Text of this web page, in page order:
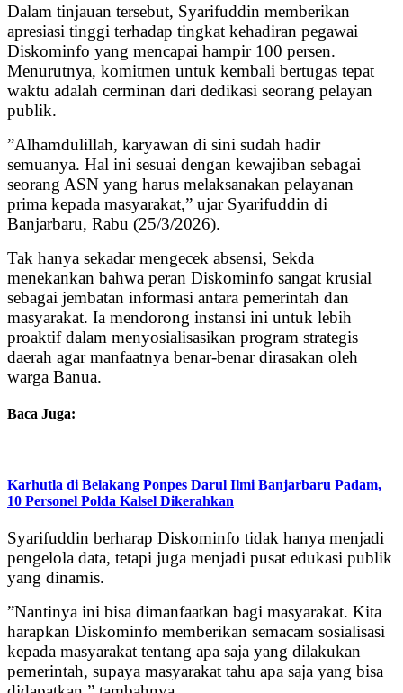
Dalam tinjauan tersebut, Syarifuddin memberikan
apresiasi tinggi terhadap tingkat kehadiran pegawai
Diskominfo yang mencapai hampir 100 persen.
Menurutnya, komitmen untuk kembali bertugas tepat
waktu adalah cerminan dari dedikasi seorang pelayan
publik.
”Alhamdulillah, karyawan di sini sudah hadir
semuanya. Hal ini sesuai dengan kewajiban sebagai
seorang ASN yang harus melaksanakan pelayanan
prima kepada masyarakat,” ujar Syarifuddin di
Banjarbaru, Rabu (25/3/2026).
Tak hanya sekadar mengecek absensi, Sekda
menekankan bahwa peran Diskominfo sangat krusial
sebagai jembatan informasi antara pemerintah dan
masyarakat. Ia mendorong instansi ini untuk lebih
proaktif dalam menyosialisasikan program strategis
daerah agar manfaatnya benar-benar dirasakan oleh
warga Banua.
Baca Juga:
Karhutla di Belakang Ponpes Darul Ilmi Banjarbaru Padam,
10 Personel Polda Kalsel Dikerahkan
Syarifuddin berharap Diskominfo tidak hanya menjadi
pengelola data, tetapi juga menjadi pusat edukasi publik
yang dinamis.
”Nantinya ini bisa dimanfaatkan bagi masyarakat. Kita
harapkan Diskominfo memberikan semacam sosialisasi
kepada masyarakat tentang apa saja yang dilakukan
pemerintah, supaya masyarakat tahu apa saja yang bisa